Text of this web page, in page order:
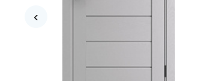
‹